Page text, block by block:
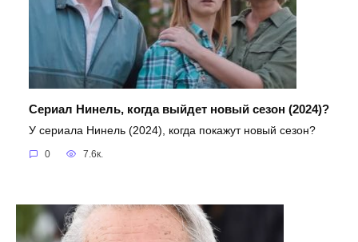
Сериал Нинель, когда выйдет новый сезон (2024)?
У сериала Нинель (2024), когда покажут новый сезон?
0 7.6к.